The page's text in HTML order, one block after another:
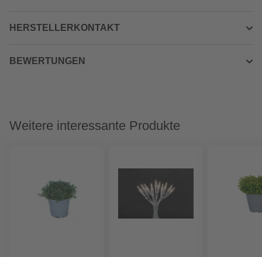
HERSTELLERKONTAKT
BEWERTUNGEN
Weitere interessante Produkte